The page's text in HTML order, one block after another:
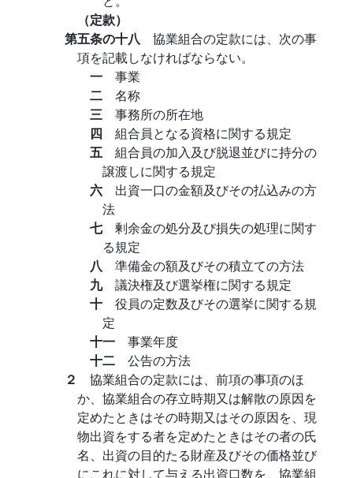
（定款）
第五条の十八 協業組合の定款には、次の事
項を記載しなければならない。
一 事業
二 名称
三 事務所の所在地
四 組合員となる資格に関する規定
五 組合員の加入及び脱退並びに持分の
譲渡しに関する規定
六 出資一口の金額及びその払込みの方
法
七 剰余金の処分及び損失の処理に関す
る規定
八 準備金の額及びその積立ての方法
九 議決権及び選挙権に関する規定
十 役員の定数及びその選挙に関する規
定
十一 事業年度
十二 公告の方法
２ 協業組合の定款には、前項の事項のほ
か、協業組合の存立時期又は解散の原因を
定めたときはその時期又はその原因を、現
物出資をする者を定めたときはその者の氏
名、出資の目的たる財産及びその価格並び
にこれに対して与える出資口数を、協業組